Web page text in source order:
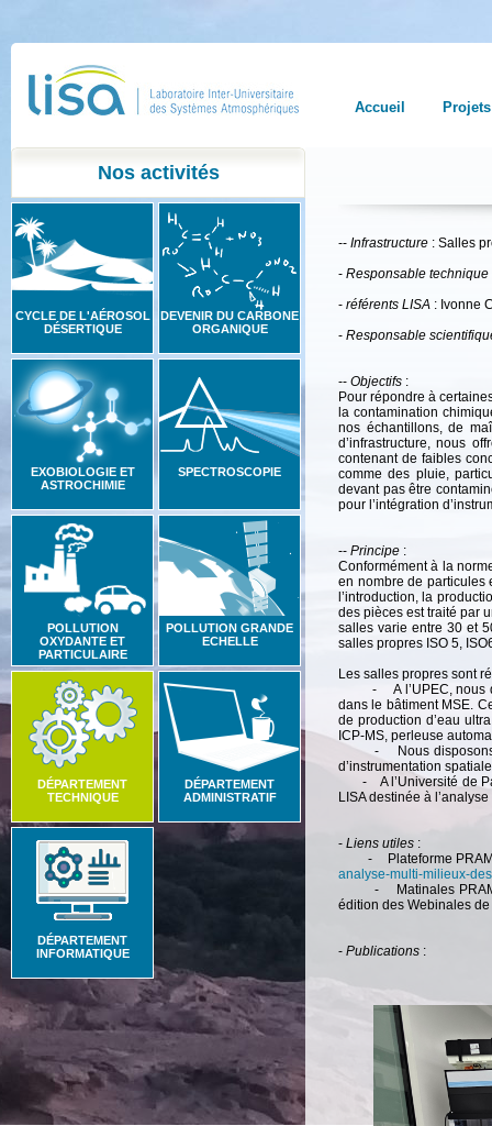
Accueil Projets
Nos activités
CYCLE DE L'AÉROSOL
DÉSERTIQUE
DEVENIR DU CARBONE
ORGANIQUE
EXOBIOLOGIE ET
ASTROCHIMIE
SPECTROSCOPIE
POLLUTION
OXYDANTE ET
PARTICULAIRE
POLLUTION GRANDE
ECHELLE
DÉPARTEMENT
TECHNIQUE
DÉPARTEMENT
ADMINISTRATIF
DÉPARTEMENT
INFORMATIQUE
-- Infrastructure : Salles
- Responsable technique
- référents LISA : Ivonne
- Responsable
-- Objectifs :
Pour répondre à
la contamination
nos échantillons, de
d’infrastructure, nous
contenant de faibles
comme des pluie,
devant pas être
pour l’intégration
-- Principe :
Conformément à la
en nombre de particules
l’introduction, la
des pièces est traité par
salles varie entre 30 et
salles propres ISO 5,
Les salles propres sont
- A l’UPEC, nous
dans le bâtiment MSE.
de production d’eau
ICP-MS, perleuse
- Nous disposons
d’instrumentation
- A l’Université de
LISA destinée à
- Liens utiles :
- Plateforme
analyse-multi-milieux-
- Matinales
édition des Webinales
- Publications :